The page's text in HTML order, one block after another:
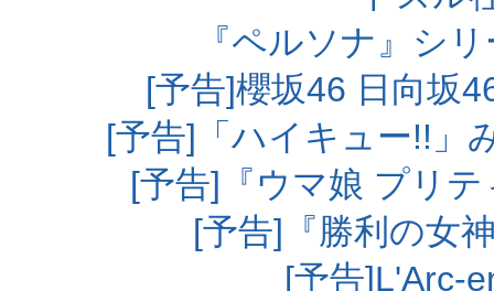
『ペルソナ』シ
[予告]櫻坂46 日向坂
[予告]「ハイキュー!!」
[予告]『ウマ娘 プリ
[予告]『勝利の女
[予告]L'Arc-